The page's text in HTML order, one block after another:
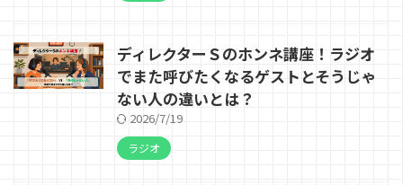
ディレクターＳのホンネ講座！ラジオ
でまた呼びたくなるゲストとそうじゃ
ない人の違いとは？
2026/7/19
ラジオ